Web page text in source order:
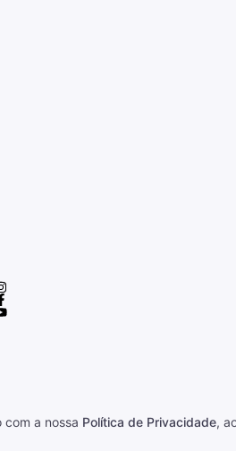
a nossa Política de Privacidade,